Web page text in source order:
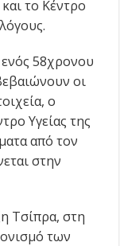
το Κέντρο
58χρονου
οι
ο
Υγείας της
από τον
στην
Τσίπρα, στη
των